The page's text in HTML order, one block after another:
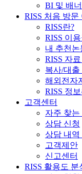
BI 및 배
RISS 처음 방문
RISS란?
RISS 이
내 추천논
RISS 자
복사/대출
해외전자
RISS 정
고객센터
자주 찾는
상담 신청
상담 내역
고객제안
신고센터
RISS 활용도 분